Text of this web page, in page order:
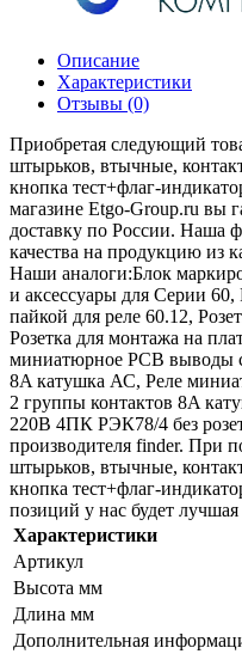
Описание
Характеристики
Отзывы (0)
Приобретая следующий
штырьков, втычные,
кнопка тест+флаг-
магазине Etgo-Group.ru вы
доставку по России. Наша
качества на продукцию из
Наши аналоги:Блок
и аксессуары для Серии 60,
пайкой для реле 60.12,
Розетка для монтажа на
миниатюрное PCB выводы
8A катушка АС, Реле
2 группы контактов 8A
220В 4ПК РЭК78/4 без
производителя finder. При
штырьков, втычные,
кнопка тест+флаг-
позиций у нас будет
Характеристики
Артикул
Высота мм
Длина мм
Дополнительная